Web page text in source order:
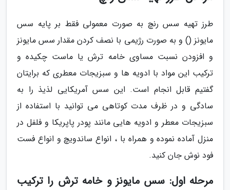
طرز تهیه سس رنچ به صورت معمولی فقط بر پایه سس
مایونز () و به صورت رژیمی با نصف کردن مقدار سس مایونز
و افزودن نسبت مساوی خامه ترش یا ماست چکیده و
ترکیب این مواد با ادویه ها و سبزیجات معطری که برایتان
گفتیم قابل انجام است. این سس آمریکایی لذیذ را به
سادگی و در ظرف مدت کوتاهی می توانید با استفاده از
سبزیجات معطر و ادویه هایی مانند پودر پاپریکا و فلفل در
منزل آماده نموده و همراه با ، انواع ساندویچ و انواع فست
فود نوش جان کنید.
مرحله اول: سس مایونز و خامه ترش را ترکیب